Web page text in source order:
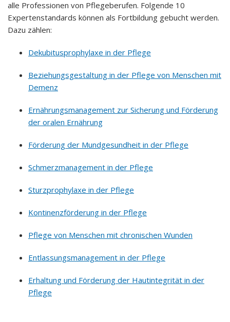
alle Professionen von Pflegeberufen. Folgende 10
Expertenstandards können als Fortbildung gebucht werden.
Dazu zählen:
Dekubitusprophylaxe in der Pflege
Beziehungsgestaltung in der Pflege von Menschen mit
Demenz
Ernährungsmanagement zur Sicherung und Förderung
der oralen Ernährung
Förderung der Mundgesundheit in der Pflege
Schmerzmanagement in der Pflege
Sturzprophylaxe in der Pflege
Kontinenzförderung in der Pflege
Pflege von Menschen mit chronischen Wunden
Entlassungsmanagement in der Pflege
Erhaltung und Förderung der Hautintegrität in der
Pflege